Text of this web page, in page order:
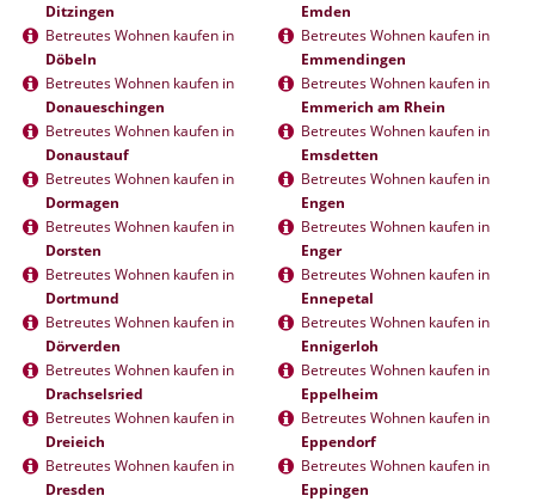
Ditzingen
Betreutes Wohnen kaufen in
Döbeln
Betreutes Wohnen kaufen in
Donaueschingen
Betreutes Wohnen kaufen in
Donaustauf
Betreutes Wohnen kaufen in
Dormagen
Betreutes Wohnen kaufen in
Dorsten
Betreutes Wohnen kaufen in
Dortmund
Betreutes Wohnen kaufen in
Dörverden
Betreutes Wohnen kaufen in
Drachselsried
Betreutes Wohnen kaufen in
Dreieich
Betreutes Wohnen kaufen in
Dresden
Emden
Betreutes Wohnen kaufen in
Emmendingen
Betreutes Wohnen kaufen in
Emmerich am Rhein
Betreutes Wohnen kaufen in
Emsdetten
Betreutes Wohnen kaufen in
Engen
Betreutes Wohnen kaufen in
Enger
Betreutes Wohnen kaufen in
Ennepetal
Betreutes Wohnen kaufen in
Ennigerloh
Betreutes Wohnen kaufen in
Eppelheim
Betreutes Wohnen kaufen in
Eppendorf
Betreutes Wohnen kaufen in
Eppingen